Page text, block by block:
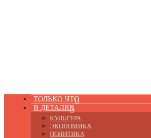
ТОЛЬКО ЧТО
В ДЕТАЛЯХ
КУЛЬТУРА
ЭКОНОМИКА
ПОЛИТИКА